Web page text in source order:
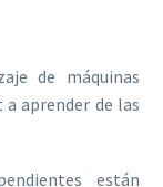
de máquinas
aprender de las
están